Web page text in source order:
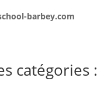
barbey.com
catégories :